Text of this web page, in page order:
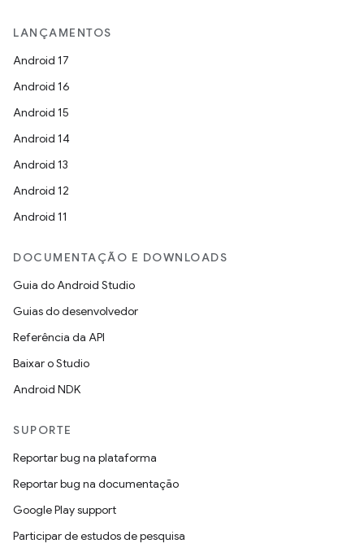
LANÇAMENTOS
Android 17
Android 16
Android 15
Android 14
Android 13
Android 12
Android 11
DOCUMENTAÇÃO E DOWNLOADS
Guia do Android Studio
Guias do desenvolvedor
Referência da API
Baixar o Studio
Android NDK
SUPORTE
Reportar bug na plataforma
Reportar bug na documentação
Google Play support
Participar de estudos de pesquisa